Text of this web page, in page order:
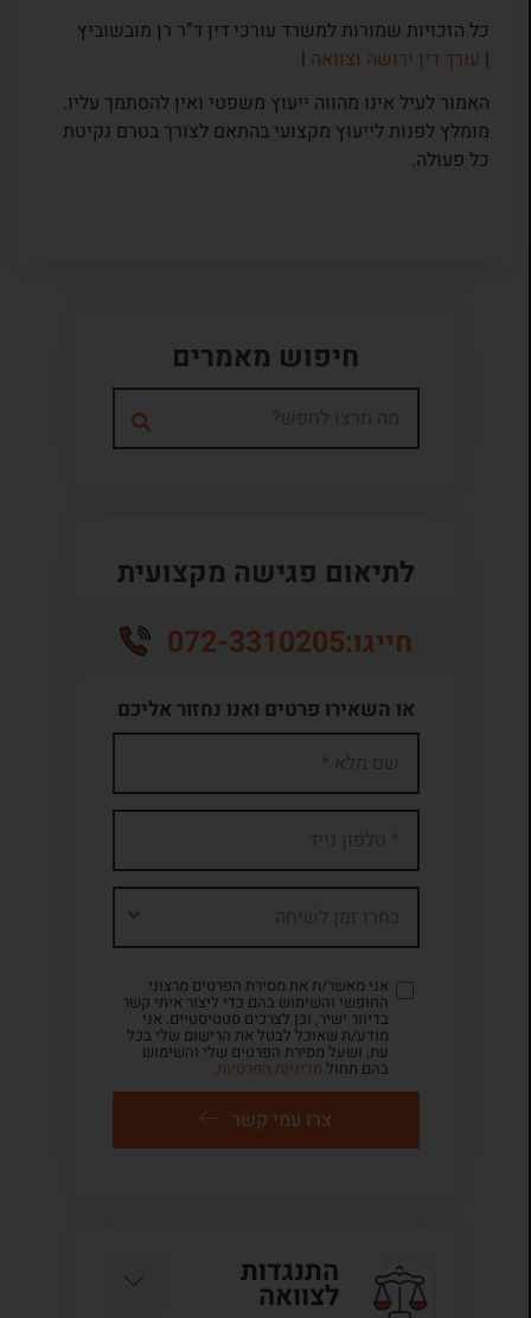
כל הזכויות שמורות למשרד עורכי דין ד”ר רן מובשוביץ
| עורך דין ירושה וצוואה|
האמור לעיל אינו מהווה ייעוץ משפטי ואין להסתמך עליו.
מומלץ לפנות לייעוץ מקצועי בהתאם לצורך בטרם נקיטת
כל פעולה.
חיפוש מאמרים
לתיאום פגישה מקצועית
חייגו:072-3310205
או השאירו פרטים ואנו נחזור אליכם
אני מאשר/ת את מסירת הפרטים מרצוני
החופשי והשימוש בהם כדי ליצור איתי קשר
בדיוור ישיר, וכן לצרכים סטטיסטיים. אני
מודע/ת שאוכל לבטל את הרישום שלי בכל
עת, ושעל מסירת הפרטים שלי והשימוש
בהם תחול מדיניות הפרטיות.
צרו עמי קשר
התנגדות
לצוואה